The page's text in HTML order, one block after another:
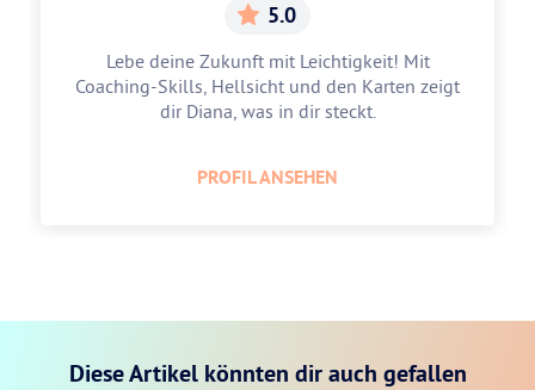
5.0
Lebe deine Zukunft mit Leichtigkeit! Mit
Coaching-Skills, Hellsicht und den Karten zeigt
dir Diana, was in dir steckt.
PROFIL ANSEHEN
Diese Artikel könnten dir auch gefallen